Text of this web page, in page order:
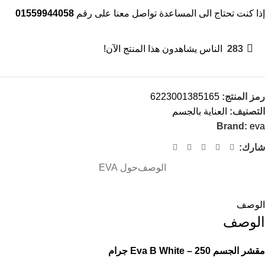
إذا كنت تحتاج الى المساعدة تواصل معنا على رقم 01559944058
283 الناس يشاهدون هذا المنتج الآن!
رمز المنتج: 6223001385165
التصنيف: العناية بالجسم
Brand: eva
شارك:
الوصفحول EVA
الوصف
الوصف
مقشر الجسم Eva B White – 250 جرام